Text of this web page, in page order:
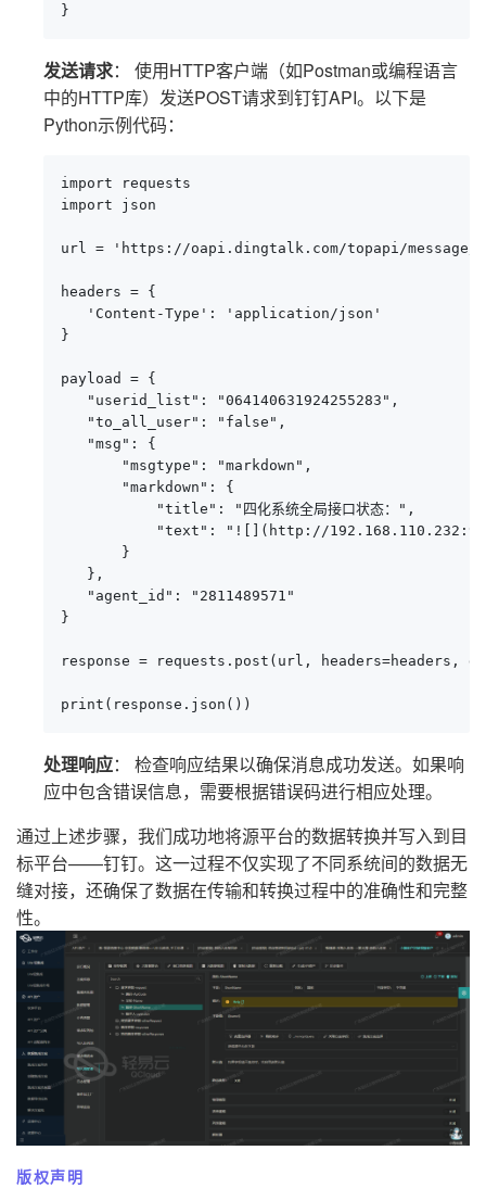
}
发送请求： 使用HTTP客户端（如Postman或编程语言
中的HTTP库）发送POST请求到钉钉API。以下是
Python示例代码：
import requests
import json
url = 'https://oapi.dingtalk.com/topapi/message/
headers = {
   'Content-Type': 'application/json'
}
payload = {
   "userid_list": "064140631924255283",
   "to_all_user": "false",
   "msg": {
       "msgtype": "markdown",
       "markdown": {
           "title": "四化系统全局接口状态：",
"text": "![](http://
       }
   },
   "agent_id": "2811489571"
}
response = requests.post(url, headers=headers,
print(response.json())
处理响应： 检查响应结果以确保消息成功发送。如果响
应中包含错误信息，需要根据错误码进行相应处理。
通过上述步骤，我们成功地将源平台的数据转换并写入到目
标平台——钉钉。这一过程不仅实现了不同系统间的数据无
缝对接，还确保了数据在传输和转换过程中的准确性和完整
性。
版权声明